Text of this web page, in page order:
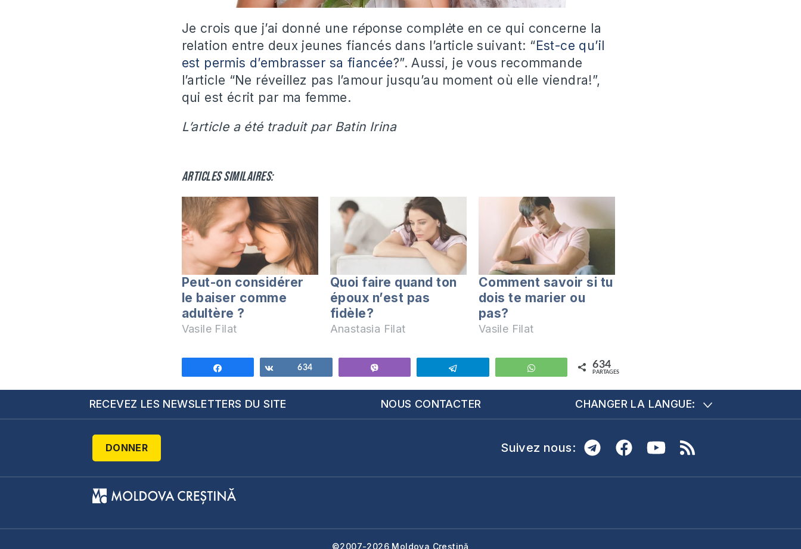
Je crois que j’ai donné une réponse complète en ce qui concerne la
relation entre deux jeunes fiancés dans l’article suivant: “Est-ce qu’il
est permis d’embrasser sa fiancée?”. Aussi, je vous recommande
l’article “Ne réveillez pas l’amour jusqu’au moment où elle viendra!”,
qui est écrit par ma femme.
L’article a été traduit par Batin Irina
Articles similaires:
Peut-on considérer
le baiser comme
adultère ?
Vasile Filat
Quoi faire quand ton
époux n’est pas
fidèle?
Anastasia Filat
Comment savoir si tu
dois te marier ou
pas?
Vasile Filat
Partagez
634 WhatsApp 634
PARTAGES
RECEVEZ LES NEWSLETTERS DU SITE NOUS CONTACTER CHANGER LA LANGUE:
DONNER Suivez nous:
©2007-2026 Moldova Creștină